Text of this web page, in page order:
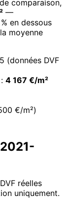
comparaison,
—
en dessous
moyenne
(données DVF
4 167 €/m²
€/m²)
2021-
réelles
uniquement.